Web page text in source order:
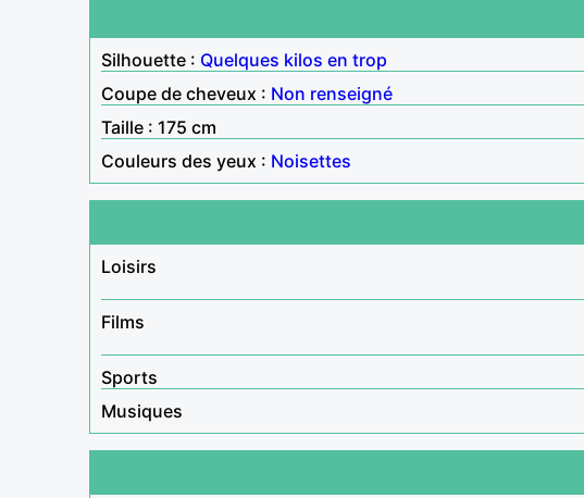
Silhouette : Quelques kilos en trop
Coupe de cheveux : Non renseigné
Taille : 175 cm
Couleurs des yeux : Noisettes
Loisirs
Films
Sports
Musiques